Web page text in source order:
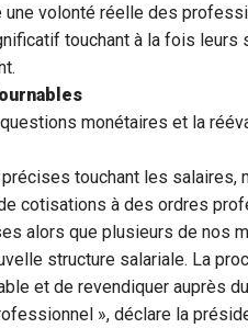
une volonté réelle des
touchant à la fois
monétaires et la
touchant les salaires,
cotisations à des ordres
alors que plusieurs de nos
structure salariale. La
et de revendiquer auprès
», déclare la